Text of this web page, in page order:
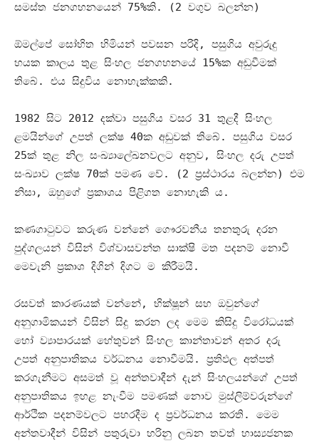
සමස්ත ජනගහනයෙන් 75%කි. (2 වගුව බලන්න)
ඕමල්පේ සෝභිත හිමියන් පවසන පරිදි, පසුගිය අවුරුදු
හයක කාලය තුළ සිංහල ජනගහනයේ 15%ක අඩුවීමක්
තිබේ . එය සිදුවිය නොහැක්කකි.
1982 සිට 2012 දක්වා පසුගිය වසර 31 තුළදී සිංහල
ළමයින්ගේ උපත් ලක්ෂ 40ක අඩුවක් තිබේ . පසුගිය වසර
25ක් තුළ නිල සංඛ්‍යාලේඛනවලට අනුව, සිංහල දරු උපත්
සංඛ්‍යාව ලක්ෂ 70ක් පමණ වේ. (2 ප්‍රස්ථාරය බලන්න) එම
නිසා, ඔහුගේ ප්‍රකාශය පිළිගත නොහැකි ය.
කණගාටුවට කරුණ වන්නේ ගෞරවනීය තනතුරු දරන
පුද්ගලයන් විසින් විශ්වාසවන්ත සාක්ෂි මත පදනම් නොවී
මෙවැනි ප්‍රකාශ දිගින් දිගට ම කිරීමයි.
රසවත් කාරණයක් වන්නේ, භික්ෂූන් සහ ඔවුන්ගේ
අනුගාමිකයන් විසින් සිදු කරන ලද මෙම කිසිදු විරෝධයක්
හෝ ව්‍යාපාරයක් හේතුවන් සිංහල කාන්තාවන් අතර දරු
උපත් අනුපාතිකය වර්ධනය නොවීමයි. ප්‍රතිඵල අත්පත්
කරගැනීමට අසමත් වූ අන්තවාදීන් දැන් සිංහලයන්ගේ උපත්
අනුපාතිකය ඉහළ නැංවීම පමණක් නොව මුස්ලිම්වරුන්ගේ
ආර්ථික පදනම්වලට පහරදීම ද ප්‍රවර්ධනය කරති . මෙම
අන්තවාදීන් විසින් පතුරුවා හරිනු ලබන තවත් හාස්‍යජනක